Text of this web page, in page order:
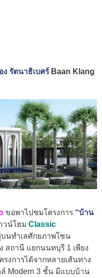
ง รัตนาธิเบศร์Baan Klang
ขอพาไปชมโครงการ “บ้าน
วน์โฮม Classic
บนทำเลศักยภาพโซน
สถานี แยกนนทบุรี 1 เพียง
รงการได้จากหลายเส้นทาง
Modern 3 ชั้น มีแบบบ้าน